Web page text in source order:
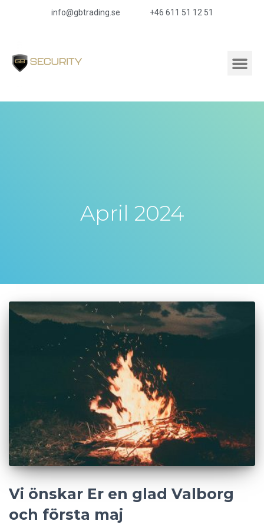
info@gbtrading.se +46 611 51 12 51
April 2024
Vi önskar Er en glad Valborg
och första maj